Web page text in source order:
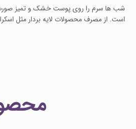
شب ها سرم را روی پوست خشک و تمیز صورت
است. از مصرف محصولات لایه بردار مثل